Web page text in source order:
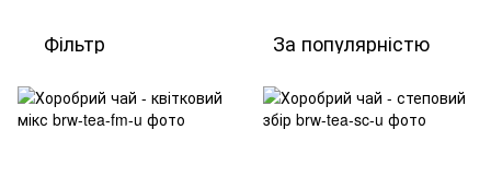
Фільтр За популярністю